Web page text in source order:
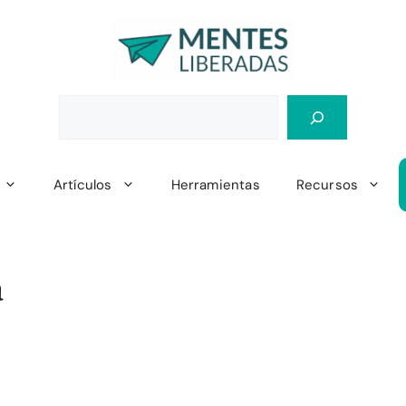
Artículos Herramientas Recursos